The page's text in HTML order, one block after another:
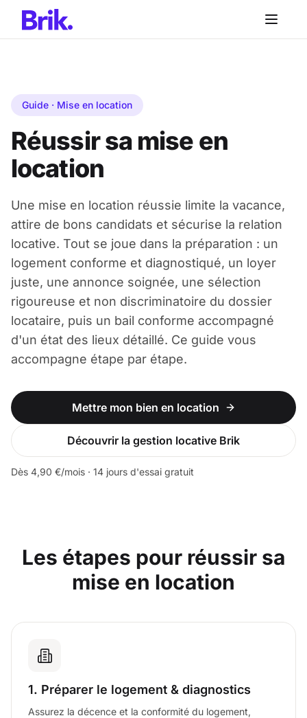
Aller au contenu principal
Aller au contenu principal
Guide · Mise en location
Réussir sa mise en
location
Une mise en location réussie limite la vacance,
attire de bons candidats et sécurise la relation
locative. Tout se joue dans la préparation : un
logement conforme et diagnostiqué, un loyer
juste, une annonce soignée, une sélection
rigoureuse et non discriminatoire du dossier
locataire, puis un bail conforme accompagné
d'un état des lieux détaillé. Ce guide vous
accompagne étape par étape.
Mettre mon bien en location
Découvrir la gestion locative Brik
Dès 4,90 €/mois · 14 jours d'essai gratuit
Les étapes pour réussir sa
mise en location
1. Préparer le logement & diagnostics
Assurez la décence et la conformité du logement,